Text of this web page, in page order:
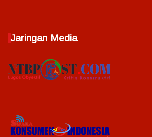
Jaringan Media